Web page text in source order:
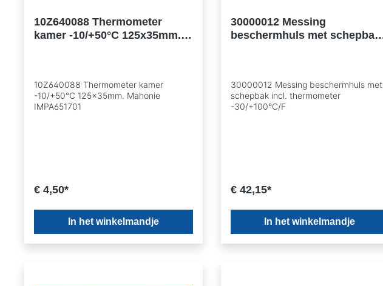
10Z640088 Thermometer
kamer -10/+50°C 125x35mm.
10Z640088 Thermometer kamer
-10/+50°C 125x35mm. Mahonie
IMPA651701
€ 4,50*
In het winkelmandje
30000012 Messing
beschermhuls met schepbak
30000012 Messing beschermhuls met
schepbak incl. thermometer
-30/+100°C/F
€ 42,15*
In het winkelmandje